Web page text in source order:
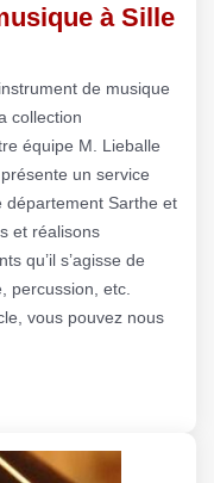
à Sille
de musique
collection
équipe M. Lieballe
un service
département Sarthe et
et réalisons
qu’il s’agisse de
percussion, etc.
vous pouvez nous